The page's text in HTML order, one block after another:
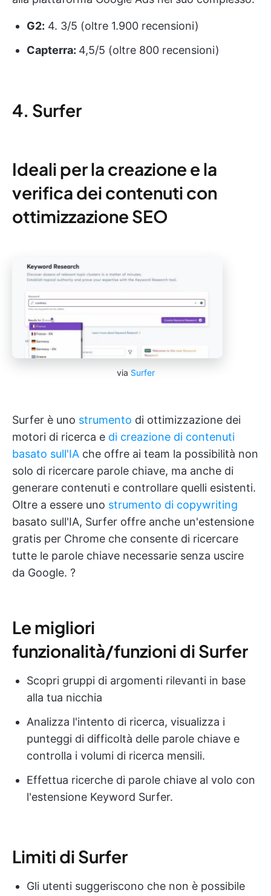
G2: 4. 3/5 (oltre 1.900 recensioni)
Capterra: 4,5/5 (oltre 800 recensioni)
4. Surfer
Ideali per la creazione e la
verifica dei contenuti con
ottimizzazione SEO
via Surfer
Surfer è uno strumento di ottimizzazione dei
motori di ricerca e di creazione di contenuti
basato sull'IA che offre ai team la possibilità non
solo di ricercare parole chiave, ma anche di
generare contenuti e controllare quelli esistenti.
Oltre a essere uno strumento di copywriting
basato sull'IA, Surfer offre anche un'estensione
gratis per Chrome che consente di ricercare
tutte le parole chiave necessarie senza uscire
da Google. ?
Le migliori
funzionalità/funzioni di Surfer
Scopri gruppi di argomenti rilevanti in base
alla tua nicchia
Analizza l'intento di ricerca, visualizza i
punteggi di difficoltà delle parole chiave e
controlla i volumi di ricerca mensili.
Effettua ricerche di parole chiave al volo con
l'estensione Keyword Surfer.
Limiti di Surfer
Gli utenti suggeriscono che non è possibile